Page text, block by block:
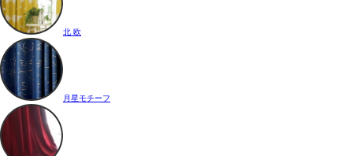
北 欧
月星モチーフ